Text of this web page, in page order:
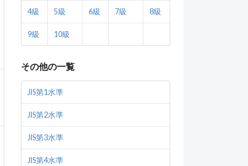
4級 5級 6級 7級 8級
9級 10級
その他の一覧
JIS第1水準
JIS第2水準
JIS第3水準
JIS第4水準